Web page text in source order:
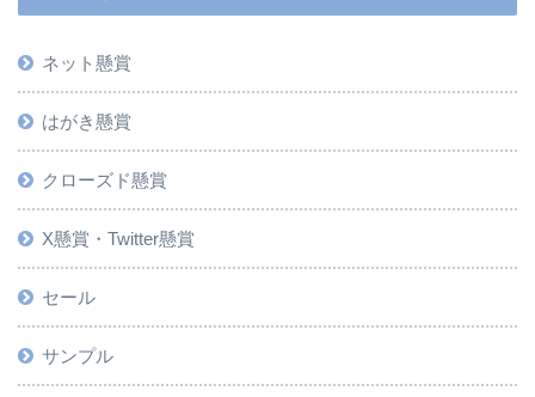
ネット懸賞
はがき懸賞
クローズド懸賞
X懸賞・Twitter懸賞
セール
サンプル